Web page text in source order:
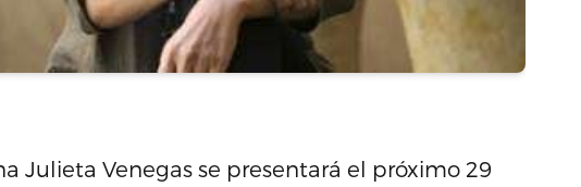
Julieta Venegas se presentará el próximo 29